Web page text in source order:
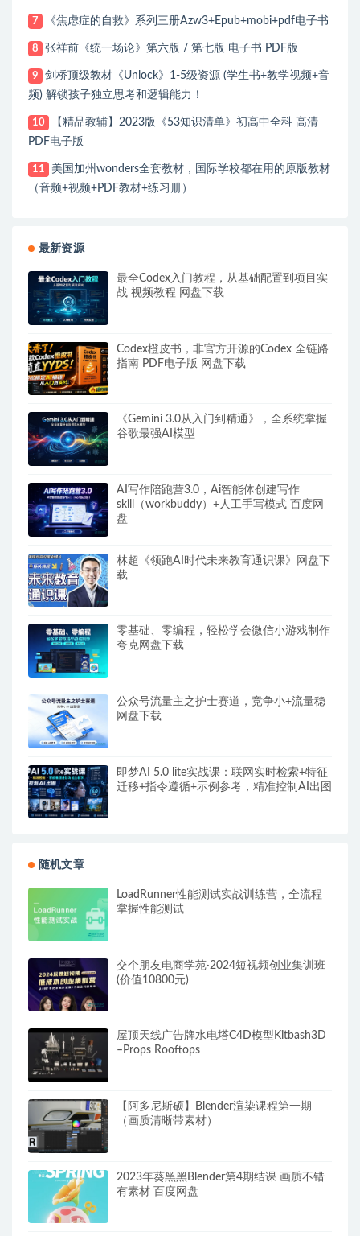
7 《焦虑症的自救》系列三册Azw3+Epub+mobi+pdf电子书
8 张祥前《统一场论》第六版 / 第七版 电子书 PDF版
9
剑桥顶级教材《Unlock》1-5级资源 (学生书+教学视频+音
频) 解锁孩子独立思考和逻辑能力！
10
【精品教辅】2023版《53知识清单》初高中全科 高清
PDF电子版
11
美国加州wonders全套教材，国际学校都在用的原版教材
（音频+视频+PDF教材+练习册）
最新资源
最全Codex入门教程，从基础配置到项目实
战 视频教程 网盘下载
Codex橙皮书，非官方开源的Codex 全链路
指南 PDF电子版 网盘下载
《Gemini 3.0从入门到精通》，全系统掌握
谷歌最强AI模型
AI写作陪跑营3.0，Ai智能体创建写作
skill（workbuddy）+人工手写模式 百度网
盘
林超《领跑AI时代未来教育通识课》网盘下
载
零基础、零编程，轻松学会微信小游戏制作
夸克网盘下载
公众号流量主之护士赛道，竞争小+流量稳
网盘下载
即梦AI 5.0 lite实战课：联网实时检索+特征
迁移+指令遵循+示例参考，精准控制AI出图
随机文章
LoadRunner性能测试实战训练营，全流程
掌握性能测试
交个朋友电商学苑·2024短视频创业集训班
(价值10800元)
屋顶天线广告牌水电塔C4D模型Kitbash3D
–Props Rooftops
【阿多尼斯硕】Blender渲染课程第一期
（画质清晰带素材）
2023年葵黑黑Blender第4期结课 画质不错
有素材 百度网盘